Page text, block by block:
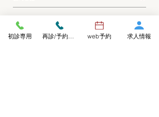
デイケアセンター悠遊
初診専用 web予約 求人情報